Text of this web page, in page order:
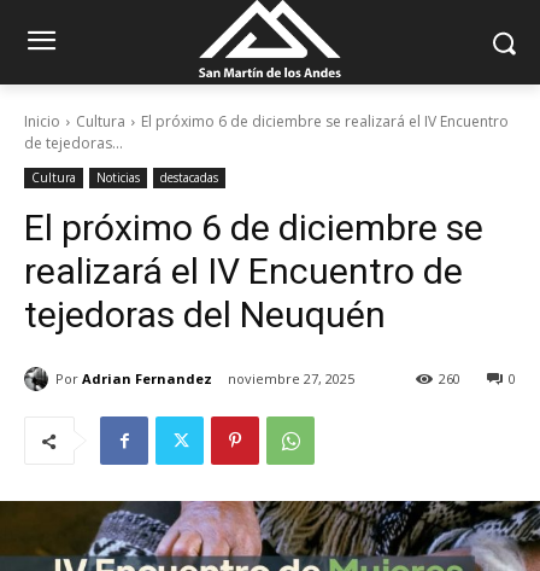
Inicio Cultura
El próximo 6 de diciembre se realizará el IV Encuentro
de tejedoras...
Cultura Noticias destacadas
El próximo 6 de diciembre se
realizará el IV Encuentro de
tejedoras del Neuquén
Por Adrian Fernandez noviembre 27, 2025 0
260